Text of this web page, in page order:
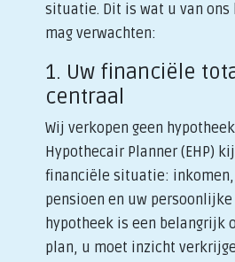
situatie. Dit is wat u van ons
mag verwachten:
1. Uw financiële
centraal
Wij verkopen geen
Hypothecair Planner (EHP)
financiële situatie: inkomen,
pensioen en uw persoonlijke
hypotheek is een belangrijk
plan, u moet inzicht